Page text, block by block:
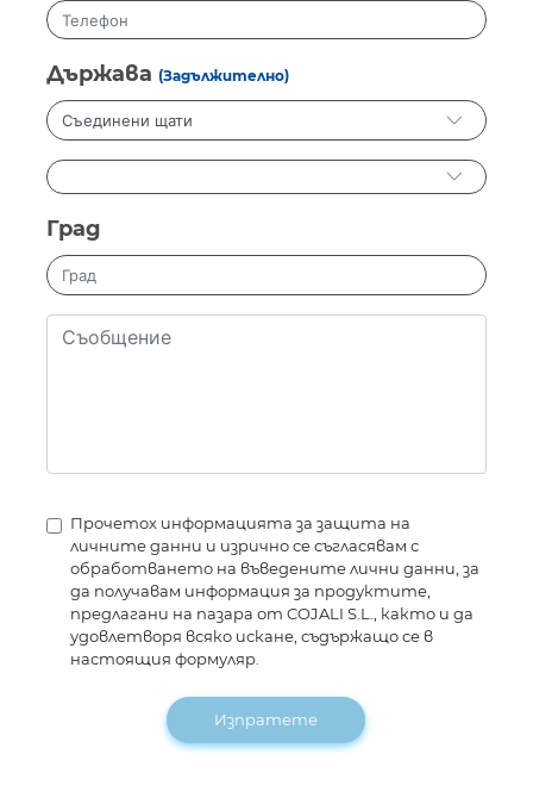
Държава (Задължително)
Град
Прочетох информацията за защита на
личните данни и изрично се съгласявам с
обработването на въведените лични данни, за
да получавам информация за продуктите,
предлагани на пазара от COJALI S.L., както и да
удовлетворя всяко искане, съдържащо се в
настоящия формуляр.
Изпратете